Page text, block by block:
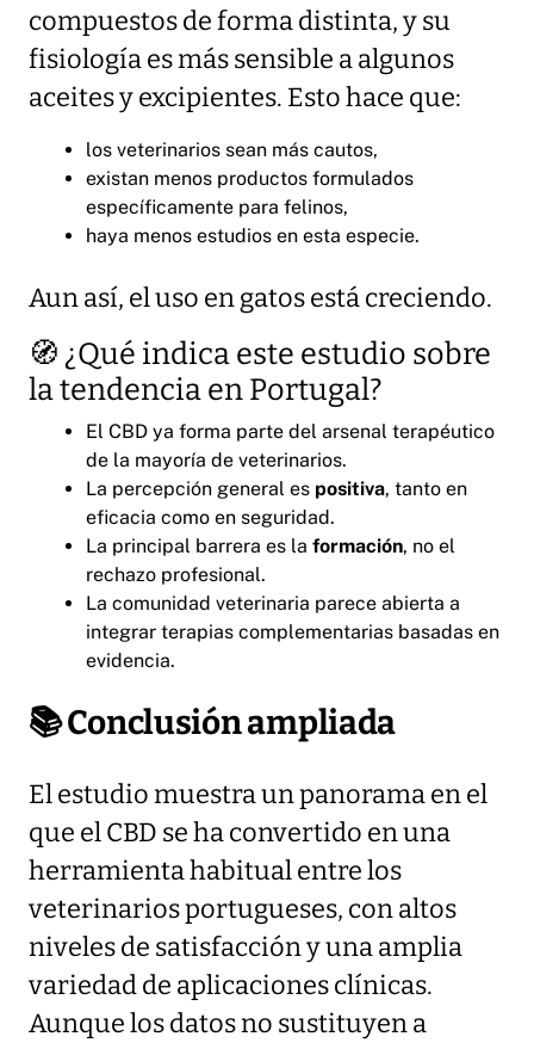
compuestos de forma distinta, y su
fisiología es más sensible a algunos
aceites y excipientes. Esto hace que:
los veterinarios sean más cautos,
existan menos productos formulados
específicamente para felinos,
haya menos estudios en esta especie.
Aun así, el uso en gatos está creciendo.
🧭 ¿Qué indica este estudio sobre
la tendencia en Portugal?
El CBD ya forma parte del arsenal terapéutico
de la mayoría de veterinarios.
La percepción general es positiva, tanto en
eficacia como en seguridad.
La principal barrera es la formación, no el
rechazo profesional.
La comunidad veterinaria parece abierta a
integrar terapias complementarias basadas en
evidencia.
📚Conclusión ampliada
El estudio muestra un panorama en el
que el CBD se ha convertido en una
herramienta habitual entre los
veterinarios portugueses, con altos
niveles de satisfacción y una amplia
variedad de aplicaciones clínicas.
Aunque los datos no sustituyen a